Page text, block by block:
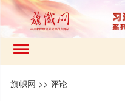
旗帜网 >>评论